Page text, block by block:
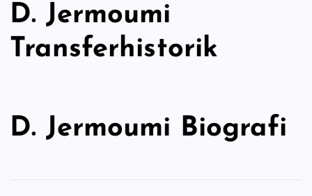
D. Jermoumi
Transferhistorik
D. Jermoumi Biografi